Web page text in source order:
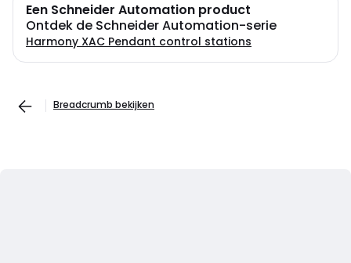
Een Schneider Automation product
Ontdek de Schneider Automation-serie
Harmony XAC Pendant control stations
Breadcrumb bekijken